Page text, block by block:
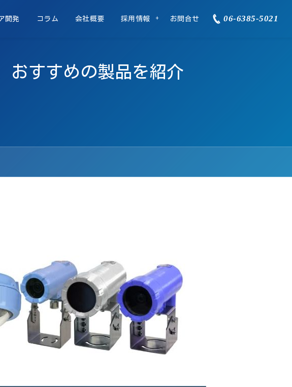
開発 コラム 会社概要 採用情報 お問合せ 06-6385-5021
おすすめの製品を紹介